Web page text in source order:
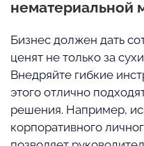
нематериальной
Бизнес должен дать
ценят не только за
Внедряйте гибкие
этого отлично
решения. Например,
корпоративного